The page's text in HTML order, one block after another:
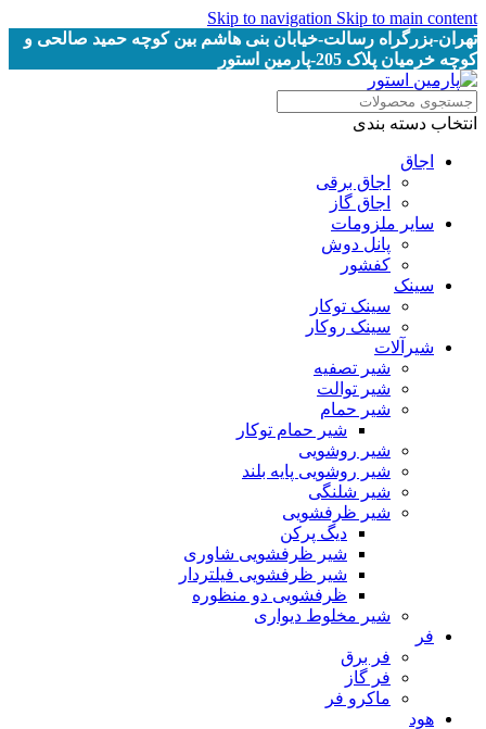
Skip to navigation Skip to main content
تهران-بزرگراه رسالت-خیابان بنی هاشم بین کوچه حمید صالحی و
کوچه خرمیان پلاک 205-پارمین استور
انتخاب دسته بندی
اجاق
اجاق برقى
اجاق گاز
سایر ملزومات
پانل دوش
کفشور
سینک
سینک توکار
سینک روکار
شیرآلات
شیر تصفیه
شیر توالت
شیر حمام
شیر حمام توکار
شیر روشویی
شیر روشویی پایه بلند
شیر شلنگی
شیر ظرفشویی
دیگ پرکن
شیر ظرفشویی شاوری
شیر ظرفشویی فیلتردار
ظرفشویی دو منظوره
شیر مخلوط دیواری
فر
فر برق
فر گاز
ماكرو فر
هود